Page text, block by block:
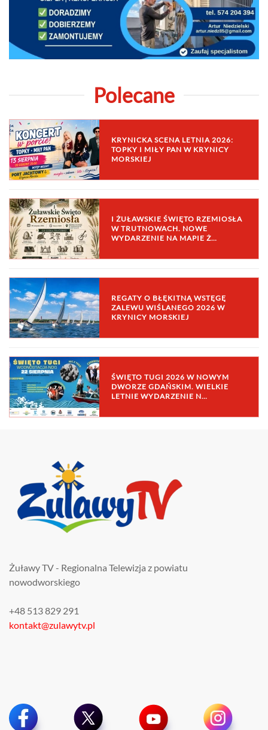
Polecane
KRYNICKA SCENA LETNIA 2026:
TOPKY I MIŁY PAN W KRYNICY
MORSKIEJ
I ŻUŁAWSKIE ŚWIĘTO RZEMIOSŁA
W TRUTNOWACH. NOWE
WYDARZENIE NA MAPIE Ż…
REGATY O BŁĘKITNĄ WSTĘGĘ
ZALEWU WIŚLANEGO 2026 W
KRYNICY MORSKIEJ
ŚWIĘTO TUGI 2026 W NOWYM
DWORZE GDAŃSKIM. WIELKIE
LETNIE WYDARZENIE N…
Żuławy TV - Regionalna Telewizja z powiatu
nowodworskiego
+48 513 829 291
kontakt@zulawytv.pl